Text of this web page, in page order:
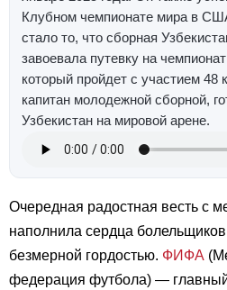
Клубном чемпионате мира в
стало то, что сборная
завоевала путевку на
который пройдет с участием 48
капитан молодежной сборной,
Узбекистан на мировой арене.
Очередная радостная весть с
наполнила сердца болельщиков
безмерной гордостью. ФИФА
федерация футбола) —